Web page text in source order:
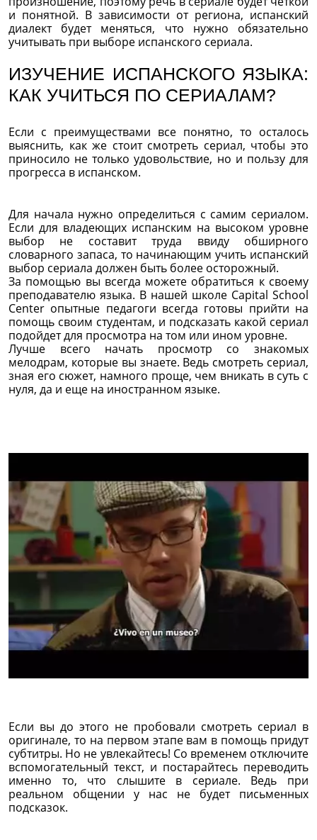
и понятной. В зависимости от региона, испанский
диалект будет меняться, что нужно обязательно
учитывать при выборе испанского сериала.
ИЗУЧЕНИЕ ИСПАНСКОГО ЯЗЫКА:
КАК УЧИТЬСЯ ПО СЕРИАЛАМ?
Если с преимуществами все понятно, то осталось
выяснить, как же стоит смотреть сериал, чтобы это
приносило не только удовольствие, но и пользу для
прогресса в испанском.
Для начала нужно определиться с самим сериалом.
Если для владеющих испанским на высоком уровне
выбор не составит труда ввиду обширного
словарного запаса, то начинающим учить испанский
выбор сериала должен быть более осторожный.
За помощью вы всегда можете обратиться к своему
преподавателю языка. В нашей школе Capital School
Center опытные педагоги всегда готовы прийти на
помощь своим студентам, и подсказать какой сериал
подойдет для просмотра на том или ином уровне.
Лучше всего начать просмотр со знакомых
мелодрам, которые вы знаете. Ведь смотреть сериал,
зная его сюжет, намного проще, чем вникать в суть с
нуля, да и еще на иностранном языке.
Если вы до этого не пробовали смотреть сериал в
оригинале, то на первом этапе вам в помощь придут
субтитры. Но не увлекайтесь! Со временем отключите
вспомогательный текст, и постарайтесь переводить
именно то, что слышите в сериале. Ведь при
реальном общении у нас не будет письменных
подсказок.